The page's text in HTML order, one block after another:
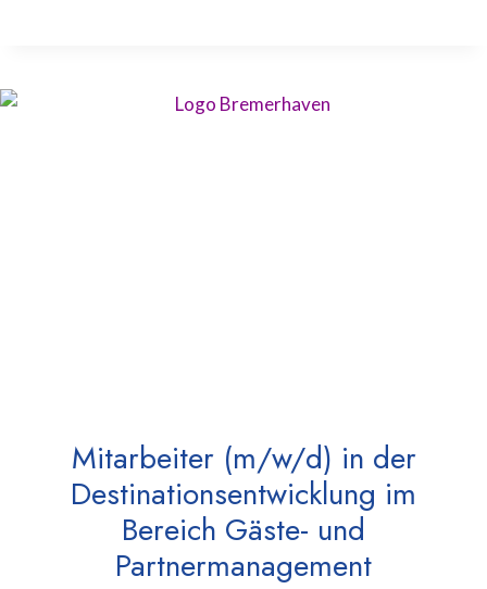
Mitarbeiter (m/w/d) in der
Destinationsentwicklung im
Bereich Gäste- und
Partnermanagement